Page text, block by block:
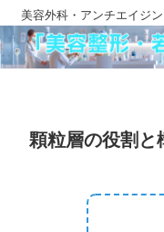
美容外科・アンチエイジ
顆粒層の役割と